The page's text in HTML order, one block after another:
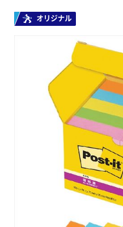
オリジナル